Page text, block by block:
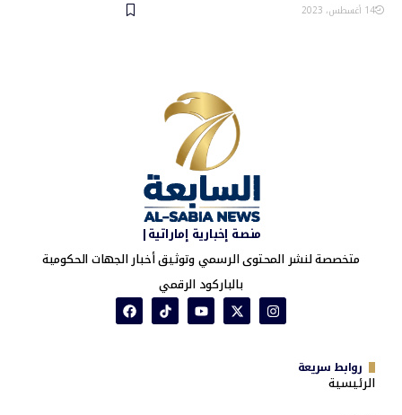
14 أغسطس، 2023
منصة إخبارية إماراتية|
متخصصة لنشر المحتوى الرسمي وتوثيق أخبار الجهات الحكومية
بالباركود الرقمي
روابط سريعة
الرئيسية